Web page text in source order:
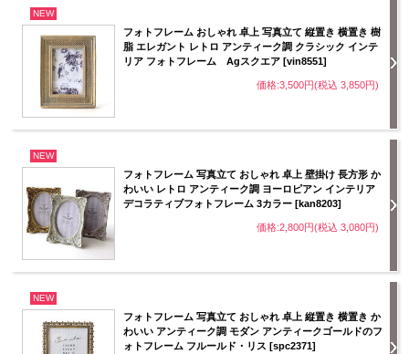
NEW
フォトフレーム おしゃれ 卓上 写真立て 縦置き 横置き 樹
脂 エレガント レトロ アンティーク調 クラシック インテ
リア フォトフレーム Agスクエア [vin8551]
価格:3,500円(税込 3,850円)
NEW
フォトフレーム 写真立て おしゃれ 卓上 壁掛け 長方形 か
わいい レトロ アンティーク調 ヨーロピアン インテリア
デコラティブフォトフレーム 3カラー [kan8203]
価格:2,800円(税込 3,080円)
NEW
フォトフレーム 写真立て おしゃれ 卓上 縦置き 横置き か
わいい アンティーク調 モダン アンティークゴールドのフ
ォトフレーム フルールド・リス [spc2371]